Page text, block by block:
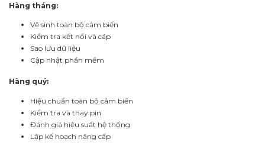
Hàng tháng:
Vệ sinh toàn bộ cảm biến
Kiểm tra kết nối và cáp
Sao lưu dữ liệu
Cập nhật phần mềm
Hàng quý:
Hiệu chuẩn toàn bộ cảm biến
Kiểm tra và thay pin
Đánh giá hiệu suất hệ thống
Lập kế hoạch nâng cấp